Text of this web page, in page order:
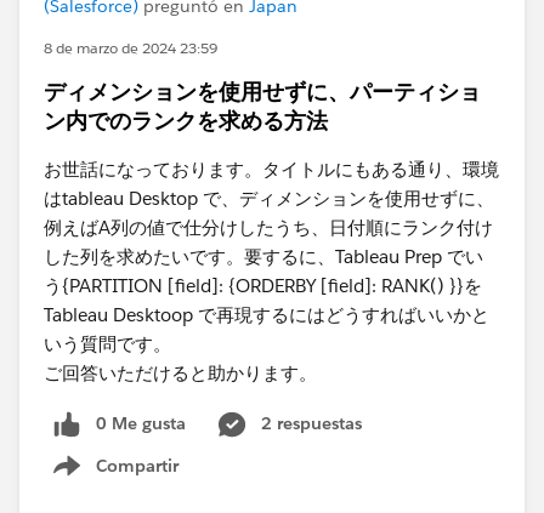
(Salesforce) preguntó en Japan
8 de marzo de 2024 23:59
ディメンションを使用せずに、パーティショ
ン内でのランクを求める方法
お世話になっております。タイトルにもある通り、環境
はtableau Desktop で、ディメンションを使用せずに、
例えばA列の値で仕分けしたうち、日付順にランク付け
した列を求めたいです。要するに、Tableau Prep でい
う{PARTITION [field]: {ORDERBY [field]: RANK() }}を
Tableau Desktoop で再現するにはどうすればいいかと
いう質問です。
ご回答いただけると助かります。
0 Me gusta
2 respuestas
Compartir
Show menu